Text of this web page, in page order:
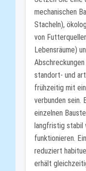
mechanischen
Stacheln),
von
Lebensräume)
standort- und
frühzeitig mit
verbunden sein.
einzelnen
langfristig stabil
funktionieren.
reduziert
erhält